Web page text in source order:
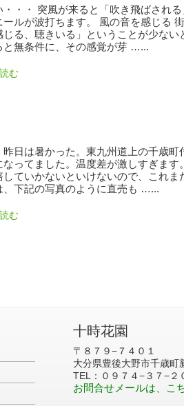
・・・ 突風が来ると「吹き飛ばされ
ールが波打ちます。 風の音を感じる
じる、聴きいる」ということが少な
と無条件に、その感覚が芽 …...
む
昨日は暑かった。東九州道上の千歳町
なってました。温度差が激しすぎます
していかないといけないので、これま
、下記の写真のように直売も …...
む
十時花園
〒８７９−７４０１
大分県豊後大野市千歳町
TEL：０９７４−３７−２
お問合せメールは、こ